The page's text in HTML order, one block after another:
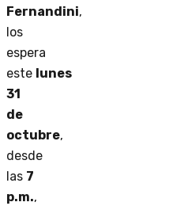
Fernandini,
los
espera
este lunes
31
de
octubre,
desde
las 7
p.m.,